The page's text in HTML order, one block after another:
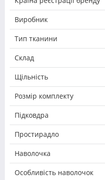
Виробник
Тип тканини
Склад
Щільність
Розмір комплекту
Підковдра
Простирадло
Наволочка
Особливість наволочок